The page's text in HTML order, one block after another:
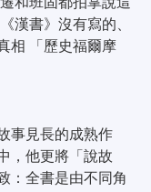
漢書》沒有寫的、
相 「歷史福爾摩
事見長的成熟作
，他更將「說故
：全書是由不同角